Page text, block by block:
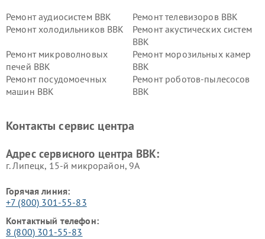
Ремонт аудиосистем BBK
Ремонт телевизоров BBK
Ремонт холодильников BBK
Ремонт акустических систем
BBK
Ремонт микроволновых
печей BBK
Ремонт морозильных камер
BBK
Ремонт посудомоечных
машин BBK
Ремонт роботов-пылесосов
BBK
Ремонт винных шкафов BBK
Контакты сервис центра
Адрес сервисного центра BBK:
г. Липецк, 15-й микрорайон, 9А
Горячая линия:
+7 (800) 301-55-83
Контактный телефон:
8 (800) 301-55-83